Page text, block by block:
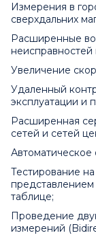
Измерения в
сверхдальних
Расширенные
неисправностей
Увеличение
Удаленный
эксплуатации и
Расширенная
сетей и сетей
Тестирование на
представлением
таблице;
Проведение
измерений